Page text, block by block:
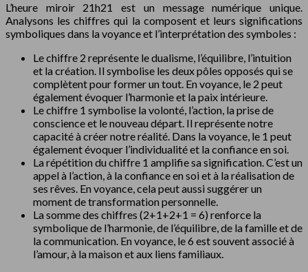
L’heure miroir 21h21 est un message numérique unique.
Analysons les chiffres qui la composent et leurs significations
symboliques dans la voyance et l’interprétation des symboles :
Le chiffre 2 représente le dualisme, l’équilibre, l’intuition
et la création. Il symbolise les deux pôles opposés qui se
complètent pour former un tout. En voyance, le 2 peut
également évoquer l’harmonie et la paix intérieure.
Le chiffre 1 symbolise la volonté, l’action, la prise de
conscience et le nouveau départ. Il représente notre
capacité à créer notre réalité. Dans la voyance, le 1 peut
également évoquer l’individualité et la confiance en soi.
La répétition du chiffre 1 amplifie sa signification. C’est un
appel à l’action, à la confiance en soi et à la réalisation de
ses rêves. En voyance, cela peut aussi suggérer un
moment de transformation personnelle.
La somme des chiffres (2+1+2+1 = 6) renforce la
symbolique de l’harmonie, de l’équilibre, de la famille et de
la communication. En voyance, le 6 est souvent associé à
l’amour, à la maison et aux liens familiaux.